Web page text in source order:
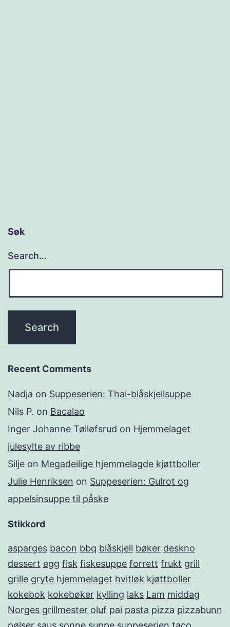
Søk
Search…
Recent Comments
Nadja on Suppeserien: Thai-blåskjellsuppe
Nils P. on Bacalao
Inger Johanne Tølløfsrud on Hjemmelaget
julesylte av ribbe
Silje on Megadeilige hjemmelagde kjøttboller
Julie Henriksen on Suppeserien: Gulrot og
appelsinsuppe til påske
Stikkord
asparges bacon bbq blåskjell bøker deskno
dessert egg fisk fiskesuppe forrett frukt grill
grille gryte hjemmelaget hvitløk kjøttboller
kokebok kokebøker kylling laks Lam middag
Norges grillmester oluf pai pasta pizza pizzabunn